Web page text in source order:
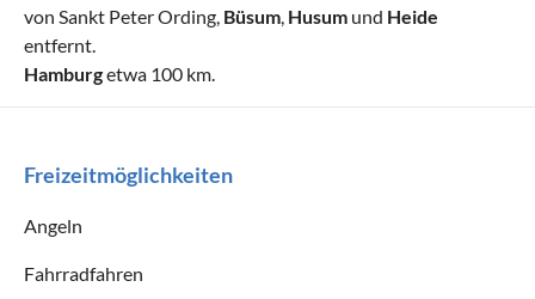
von Sankt Peter Ording, Büsum Husum und Heide
entfernt.
Hamburgetwa 100 km.
Freizeitmöglichkeiten
Angeln
Fahrradfahren